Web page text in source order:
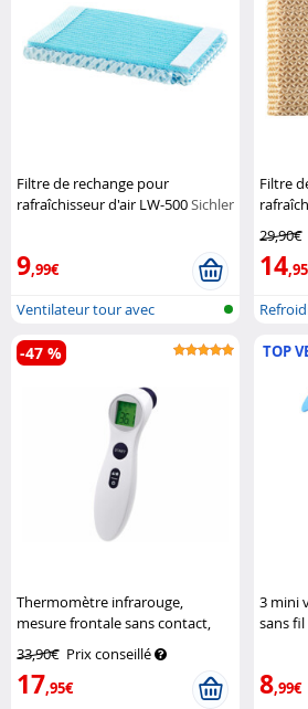
Filtre de rechange pour
rafraîchisseur d'air LW-500Sichler
9,99€
Ventilateur tour avec
humidificateu...
Filtre
29,90€
14
Thermomètre infrarouge,
mesure frontale sans contact,
33,90€ Prix conseillé
17,95€
-47 % TOP
3 mini
sans fil
8,99€